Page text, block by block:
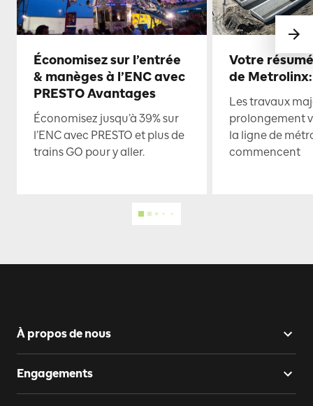
Économisez sur l’entrée
& manèges à l’ENC avec
PRESTO Avantages
Économisez jusqu’à 39% sur
l’ENC avec PRESTO et plus de
trains GO pour y aller.
Votre
de
Les travaux
prolongement
la ligne de
commencent
À propos de nous
Engagements